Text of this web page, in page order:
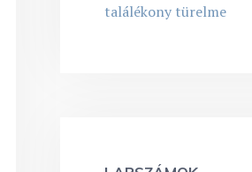
találékony türelme